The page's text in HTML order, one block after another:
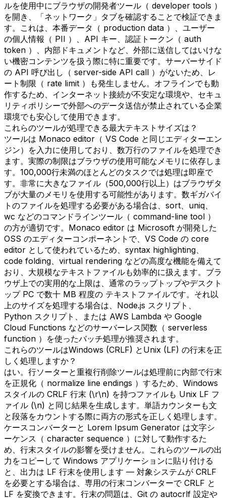
ルを使用中にブラウザの開発者ツール（ developer tools ）
を開き、「ネットワーク」タブを確認することで検証できま
す。これは、本番データ（ production data ）、ユーザー
の個人情報（ PII ）、API キー、認証トークン（ auth
token ）、内部ドキュメントなど、外部に送信してはいけな
い機密コンテンツを扱う際に特に重要です。サーバーサイド
の API 呼び出し（ server-side API call ）がないため、レ
ート制限（ rate limit ）も発生しません。オフラインでも動
作するため、インターネット接続が不安定な環境や、セキュ
リティポリシーで外部へのデータ送信が禁止されている企業
環境でも安心して使用できます。
これらのツールが処理できる最大テキストサイズは？
ツールは Monaco editor（ VS Code と同じエディターエン
ジン）を入力に使用しており、数万行のファイルを処理でき
ます。実際の制限はブラウザの使用可能なメモリに依存しま
す。100,000行未満のほとんどのタスクでは処理は即座で
す。非常に大きなファイル（500,000行以上）はブラウザタ
ブが大量のメモリを使用する可能性があります。数ギガバイ
トのファイルを処理する必要がある場合は、sort、uniq、
wc などのコマンドラインツール（ command-line tool ）
の方が適切です。Monaco editor は Microsoft が開発した
OSS のエディターコンポーネントで、VS Code の core
editor として使われているため、syntax highlighting、
code folding、virtual rendering などの高度な機能を備えて
おり、大規模なテキストファイルも効率的に扱えます。ブラ
ウザ上での実用的な上限は、通常のラップトップやデスクト
ップ PC で数十 MB 程度の テキストファイルです。それ以
上のサイズを処理する場合は、Node.js スクリプト、
Python スクリプト、または AWS Lambda や Google
Cloud Functions などのサーバーレス関数（ serverless
function ）を使ったバッチ処理が推奨されます。
これらのツールはWindows (CRLF) とUnix (LF) の行末を正
しく処理しますか？
はい。行ソーターと重複行削除ツールは処理前に内部で行末
を正規化（ normalize line endings ）するため、Windows
スタイルの CRLF 行末 (\r\n) を持つファイルも Unix LF フ
ァイル (\n) と同じ結果を生成します。単語カウンターも文
と段落をカウントする際に両方の形式を正しく処理します。
ケースコンバーターと Lorem Ipsum Generator は文字シ
ーケンス（ character sequence ）に対して動作するた
め、行末スタイルの影響を受けません。これらのツールの出
力をコピーして Windows アプリケーションに貼り付ける
と、出力は LF 行末を使用します — 対象システムが CRLF
を必要とする場合は、専用の行末コンバーターで CRLF と
LF を変換できます。行末の問題は、Git の autocrlf 設定や